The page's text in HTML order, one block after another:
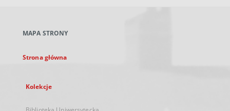
karcie
MAPA STRONY
Strona główna
Kolekcje